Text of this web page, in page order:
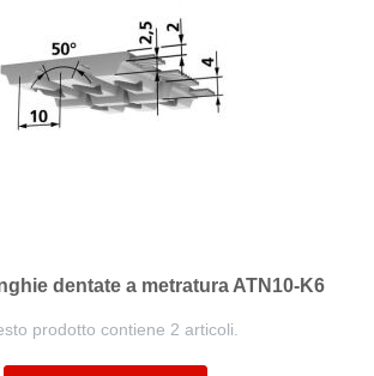
dentate a metratura ATN10-K6
prodotto contiene 2 articoli.